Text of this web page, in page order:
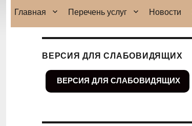
Главная Перечень услуг Новости
ВЕРСИЯ ДЛЯ СЛАБОВИДЯЩИХ
ВЕРСИЯ ДЛЯ СЛАБОВИДЯЩИХ